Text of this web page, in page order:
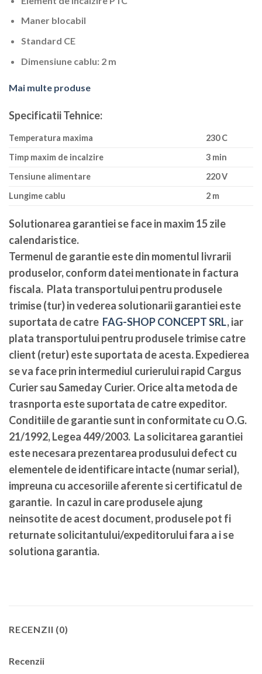
Maner blocabil
Standard CE
Dimensiune cablu: 2 m
Mai multe produse
Specificatii Tehnice:
Temperatura maxima
230 C
Timp maxim de incalzire
3 min
Tensiune alimentare
220 V
Lungime cablu
2 m
Solutionarea garantiei se face in maxim 15 zile
calendaristice.
Termenul de garantie este din momentul livrarii
produselor, conform datei mentionate in factura
fiscala. Plata transportului pentru produsele
trimise (tur) in vederea solutionarii garantiei este
suportata de catre FAG-SHOP CONCEPT SRL, iar
plata transportului pentru produsele trimise catre
client (retur) este suportata de acesta. Expedierea
se va face prin intermediul curierului rapid Cargus
Curier sau Sameday Curier. Orice alta metoda de
trasnporta este suportata de catre expeditor.
Conditiile de garantie sunt in conformitate cu O.G.
21/1992, Legea 449/2003. La solicitarea garantiei
este necesara prezentarea produsului defect cu
elementele de identificare intacte (numar serial),
impreuna cu accesoriile aferente si certificatul de
garantie. In cazul in care produsele ajung
neinsotite de acest document, produsele pot fi
returnate solicitantului/expeditorului fara a i se
solutiona garantia.
RECENZII (0)
Recenzii